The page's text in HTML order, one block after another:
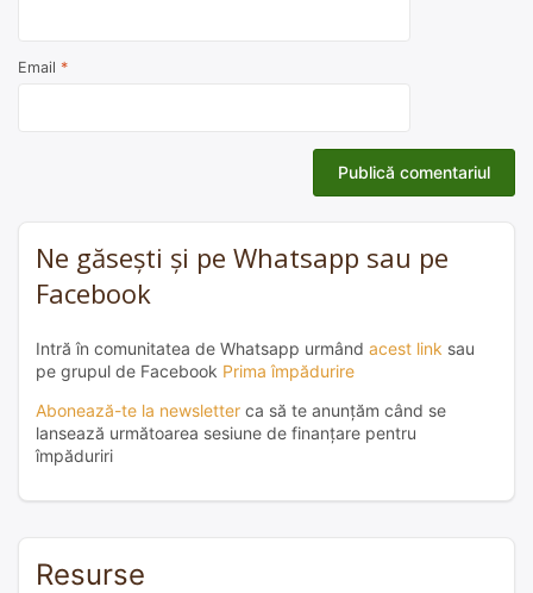
Email *
Ne găsești și pe Whatsapp sau pe
Facebook
Intră în comunitatea de Whatsapp urmând acest link sau
pe grupul de Facebook Prima împădurire
Abonează-te la newsletter ca să te anunțăm când se
lansează următoarea sesiune de finanțare pentru
împăduriri
Resurse